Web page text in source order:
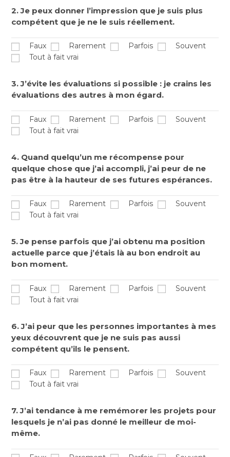
2. Je peux donner l’impression que je suis plus
compétent que je ne le suis réellement.
Faux Rarement Parfois
Souvent
Tout à fait vrai
3. J’évite les évaluations si possible : je crains les
évaluations des autres à mon égard.
Faux Rarement Parfois
Souvent
Tout à fait vrai
4. Quand quelqu’un me récompense pour
quelque chose que j’ai accompli, j’ai peur de ne
pas être à la hauteur de ses futures espérances.
Faux Rarement Parfois
Souvent
Tout à fait vrai
5. Je pense parfois que j’ai obtenu ma position
actuelle parce que j’étais là au bon endroit au
bon moment.
Faux Rarement Parfois
Souvent
Tout à fait vrai
6. J’ai peur que les personnes importantes à mes
yeux découvrent que je ne suis pas aussi
compétent qu’ils le pensent.
Faux Rarement Parfois
Souvent
Tout à fait vrai
7. J’ai tendance à me remémorer les projets pour
lesquels je n’ai pas donné le meilleur de moi-
même.